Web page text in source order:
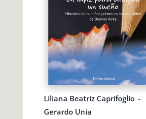
Liliana Beatriz Caprifoglio -
Gerardo Unia